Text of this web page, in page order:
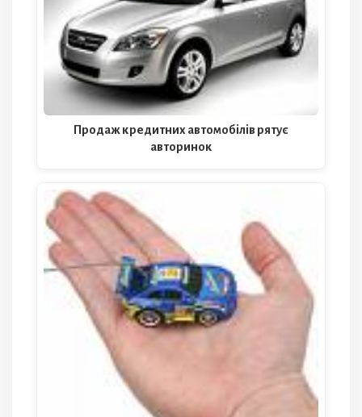
Продаж кредитних автомобілів рятує
авторинок